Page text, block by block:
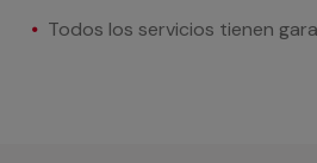
Todos los servicios tienen